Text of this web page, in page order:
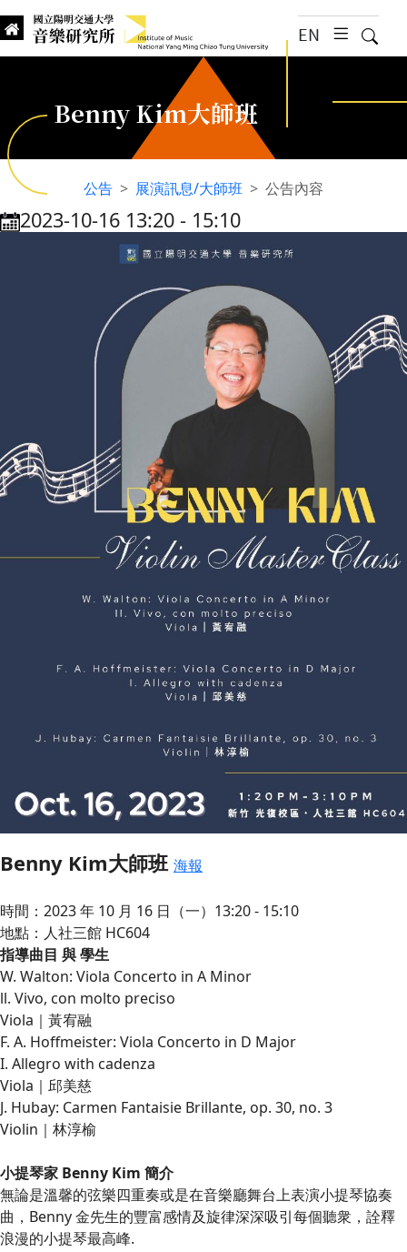
國立陽明交通大學 音樂研究所 Institute of Music, National
EN
漢堡選
Benny Kim大師班
公告 展演訊息/大師班
公告內容
::: 2023-10-16 13:20 ‐ 15:10
Benny Kim大師班 海報
時間：2023 年 10 月 16 日（一）13:20 - 15:10
地點：人社三館 HC604
指導曲目 與 學生
W. Walton: Viola Concerto in A Minor
ll. Vivo, con molto preciso
Viola｜黃宥融
F. A. Hoffmeister: Viola Concerto in D Major
I. Allegro with cadenza
Viola｜邱美慈
J. Hubay: Carmen Fantaisie Brillante, op. 30, no. 3
Violin｜林淳榆
小提琴家 Benny Kim 簡介
無論是溫馨的弦樂四重奏或是在音樂廳舞台上表演小提琴協奏
曲，Benny 金先生的豐富感情及旋律深深吸引每個聽衆，詮釋
浪漫的小提琴最高峰.